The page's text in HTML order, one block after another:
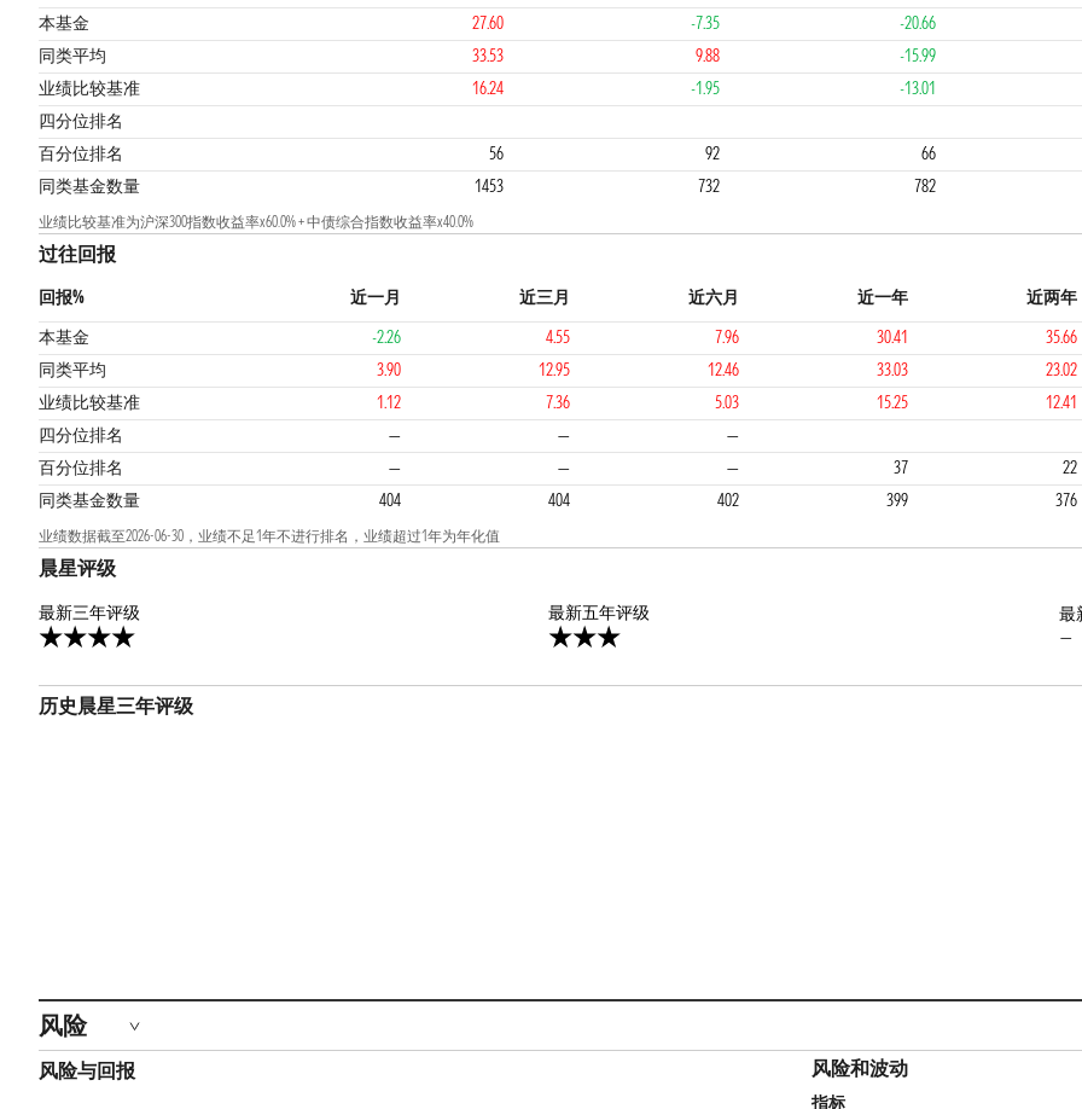
本基金
27.60 -7.35 -20.66
同类平均
33.53 9.88 -15.99
业绩比较基准
16.24 -1.95 -13.01
四分位排名
3 4 3 2
百分位排名 56 92 66
同类基金数量
1453 732 782
业绩比较基准为沪深300指数收益率x60.0% + 中债综合指数收益率x40.0%
过往回报
回报% 近一月 近三月 近六月 近一年 近两年
本基金
-2.26 4.55 7.96 30.41 35.66
同类平均
3.90 12.95 12.46 33.03 23.02
业绩比较基准
1.12 7.36 5.03 15.25 12.41
四分位排名
— — —
2 1 1
百分位排名 — — — 37 22
同类基金数量
404 404 402 399 376
业绩数据截至2026-06-30，业绩不足1年不进行排名，业绩超过1年为年化值
晨星评级
最新三年评级 最新五年评级
3星
最
—
历史晨星三年评级
风险
风险与回报 风险和波动
指标